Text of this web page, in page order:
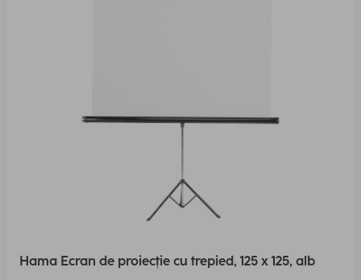
Hama Ecran de proiecție cu trepied, 125 x 125, alb